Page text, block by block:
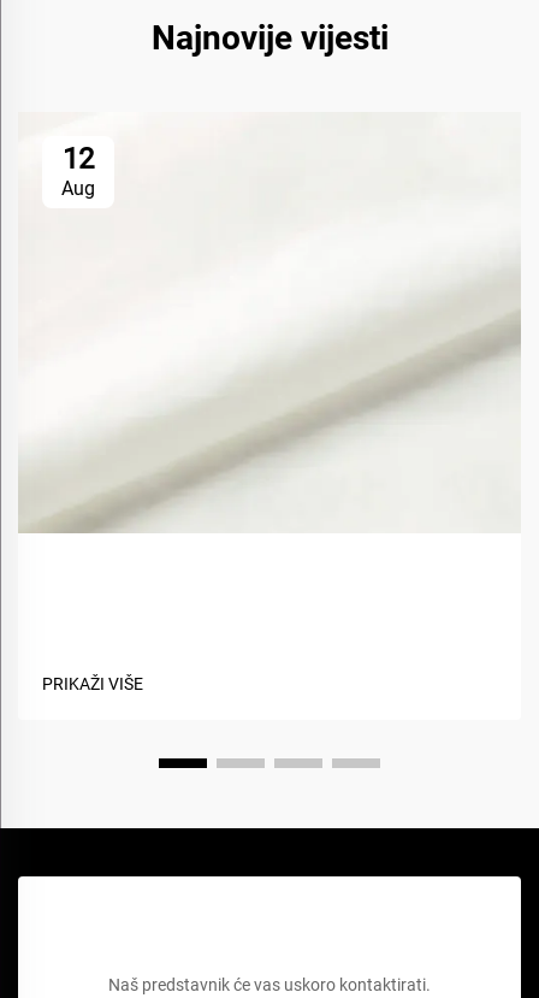
Najnovije vijesti
12
Aug
PRIKAŽI VIŠE
Naš predstavnik će vas uskoro kontaktirati.